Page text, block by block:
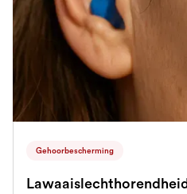
Gehoorbescherming